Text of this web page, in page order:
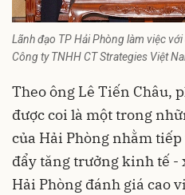
Lãnh đạo TP Hải Phòng làm việc
Công ty TNHH CT Strategies Việt
Theo ông Lê Tiến Châu,
được coi là một trong
của Hải Phòng nhằm
đẩy tăng trưởng kinh tế -
Hải Phòng đánh giá cao